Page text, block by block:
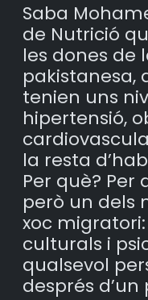
Saba
de Nutrició
les dones de
pakistanesa,
tenien uns
hipertensió,
la resta
Per què? Per
però un dels
xoc
culturals i
qualsevol
després